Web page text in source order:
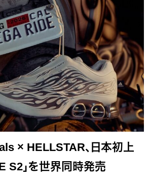
× HELLSTAR、日本初上
S2」を世界同時発売